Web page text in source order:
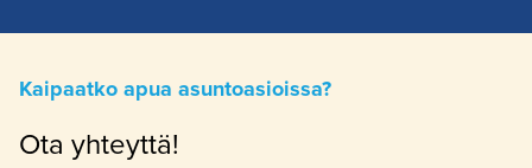
Kaipaatko apua asuntoasioissa?
Ota yhteyttä!